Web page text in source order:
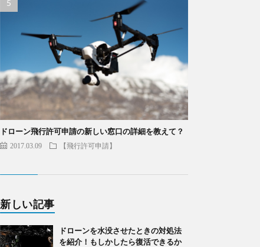
ドローン飛行許可申請の新しい窓口の詳細を教えて？
2017.03.09 【飛行許可申請】
新しい記事
ドローンを水没させたときの対処法
を紹介！もしかしたら復活できるか